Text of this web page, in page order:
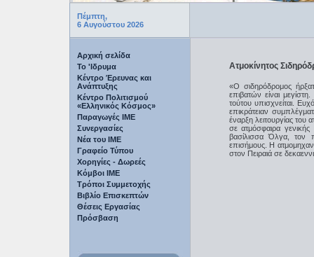
Πέμπτη,
6 Αυγούστου 2026
Αρχική σελίδα
Το 'Ιδρυμα
Κέντρο Έρευνας και
Ανάπτυξης
Κέντρο Πολιτισμού
«Ελληνικός Κόσμος»
Παραγωγές IME
Συνεργασίες
Νέα του ΙΜΕ
Γραφείο Τύπου
Χορηγίες - Δωρεές
Κόμβοι ΙΜΕ
Τρόποι Συμμετοχής
Βιβλίο Επισκεπτών
Θέσεις Εργασίας
Πρόσβαση
Ατμοκίνητος
«Ο σιδηρόδρομος
επιβατών είναι
τούτου υπισχνείται.
επικράτειαν
έναρξη λειτουργίας του
σε ατμόσφαιρα
βασίλισσα Όλγα, τον
επισήμους. Η
στον Πειραιά σε